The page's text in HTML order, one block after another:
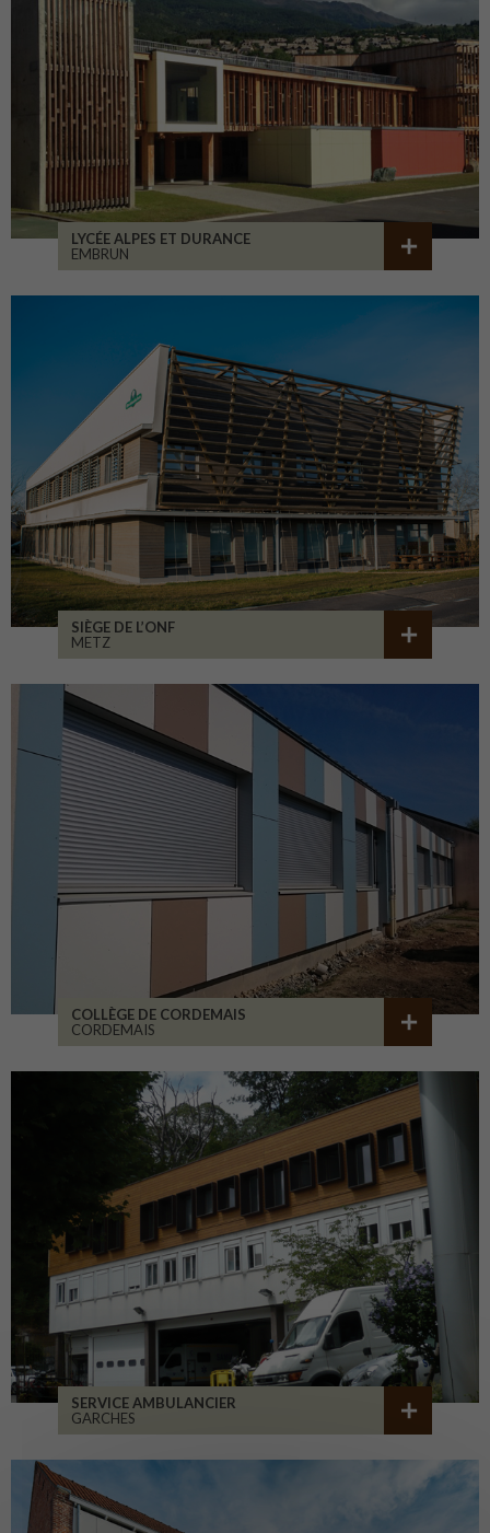
LYCÉE ALPES ET DURANCE
EMBRUN
SIÈGE DE L’ONF
METZ
COLLÈGE DE CORDEMAIS
CORDEMAIS
SERVICE AMBULANCIER
GARCHES